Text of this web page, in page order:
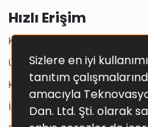
Sizlere en iyi
tanıtım
amacıyla
Dan. Ltd. Şti. olarak
Hızlı Erişim
Kullanım Koşulları
Üyelik Sözleşmesi
Kişisel Verilerin Korunması Ve
İptal Ve İade Şartları